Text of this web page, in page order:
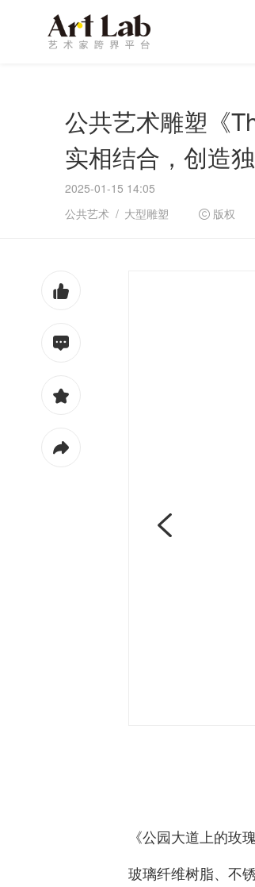
公共艺术雕塑《
实相结合，创造
2025-01-15 14:05
公共艺术
大型雕塑 版权
《公园大道上的玫
玻璃纤维树脂、不